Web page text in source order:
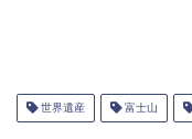
世界遺産 富士山